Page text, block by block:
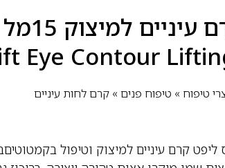
Eye Contour
טיפוח » טיפוח פנים »קרם לחות עיניים
ליפט קרם עיניים למיצוק וטיפול